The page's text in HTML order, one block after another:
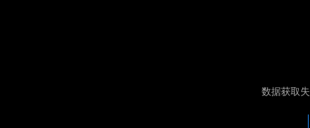
数据获取